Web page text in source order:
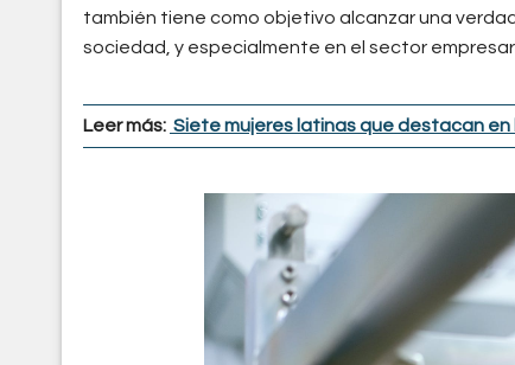
también tiene como objetivo alcanzar una
sociedad, y especialmente en el sector
Leer más: Siete mujeres latinas que destacan